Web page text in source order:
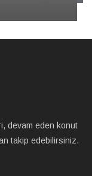
devam eden konut
takip edebilirsiniz.